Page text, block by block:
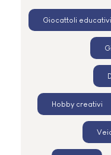
Giocattoli educativi
Hobby creativi